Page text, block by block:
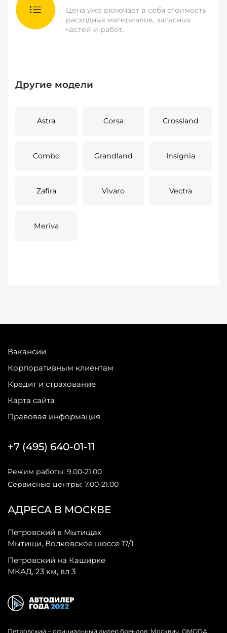
Цена уже включает в себя стоимость
расходных материалов, запасных
частей и работ.
Другие модели
Astra Corsa Crossland
Combo Grandland Insignia
Zafira Vivaro Vectra
Meriva
Вакансии
Корпоративным клиентам
Кредит и страхование
Карта сайта
Правовая информация
АДРЕСА В МОСКВЕ
Петровский в Мытищах
Мытищи, Волковское шоссе 17/1
Петровский на Каширке
МКАД, 23 км, вл 3
+7 (495) 640-01-11
Режим работы: 9.00-21.00
Сервисные центры: 7.00-21.00
Петровский − официальный дилер брендов: Москвич, OMODA,